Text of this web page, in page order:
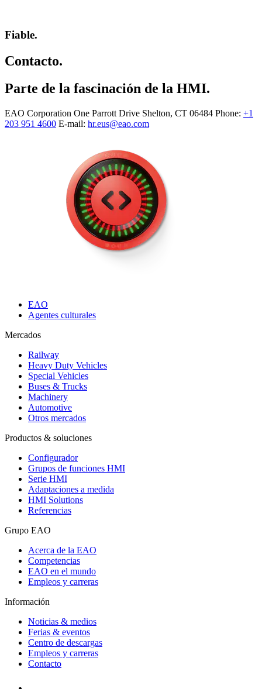
Fiable.
Contacto.
Parte de la fascinación de la HMI.
EAO Corporation One Parrott Drive Shelton, CT 06484 Phone: +1
203 951 4600 E-mail: hr.eus@eao.com
EAO
Agentes culturales
Mercados
Railway
Heavy Duty Vehicles
Special Vehicles
Buses & Trucks
Machinery
Automotive
Otros mercados
Productos & soluciones
Configurador
Grupos de funciones HMI
Serie HMI
Adaptaciones a medida
HMI Solutions
Referencias
Grupo EAO
Acerca de la EAO
Competencias
EAO en el mundo
Empleos y carreras
Información
Noticias & medios
Ferias & eventos
Centro de descargas
Empleos y carreras
Contacto